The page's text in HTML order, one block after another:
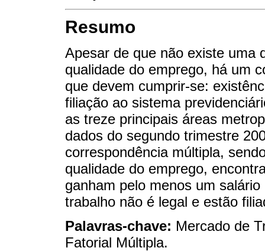
Resumo
Apesar de que não existe uma
qualidade do emprego, há um
que devem cumprir-se:
filiação ao sistema
as treze principais áreas
dados do segundo trimestre
correspondência múltipla,
qualidade do emprego,
ganham pelo menos um
trabalho não é legal e estão
Palavras-chave: Mercado de
Fatorial Múltipla.